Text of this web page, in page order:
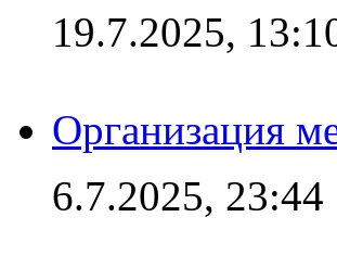
19.7.2025,
Организация
6.7.2025, 23:44